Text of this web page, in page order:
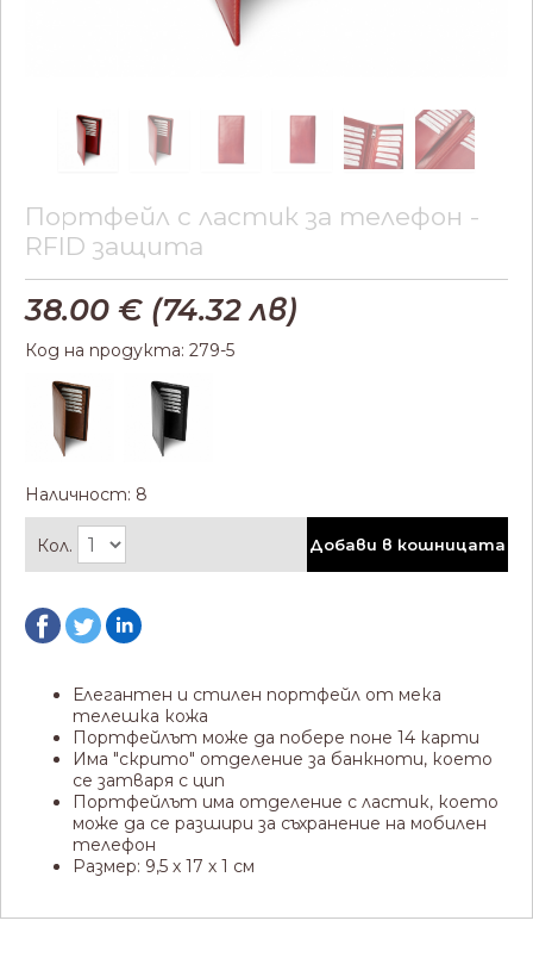
Портфейл с ластик за телефон -
RFID защита
38.00 € (74.32 лв)
Код на продукта: 279-5
Наличност: 8
Кол. Добави в кошницата
Елегантен и стилен портфейл от мека
телешка кожа
Портфейлът може да побере поне 14 карти
Има "скрито" отделение за банкноти, което
се затваря с цип
Портфейлът има отделение с ластик, което
може да се разшири за съхранение на мобилен
телефон
Размер: 9,5 х 17 х 1 см